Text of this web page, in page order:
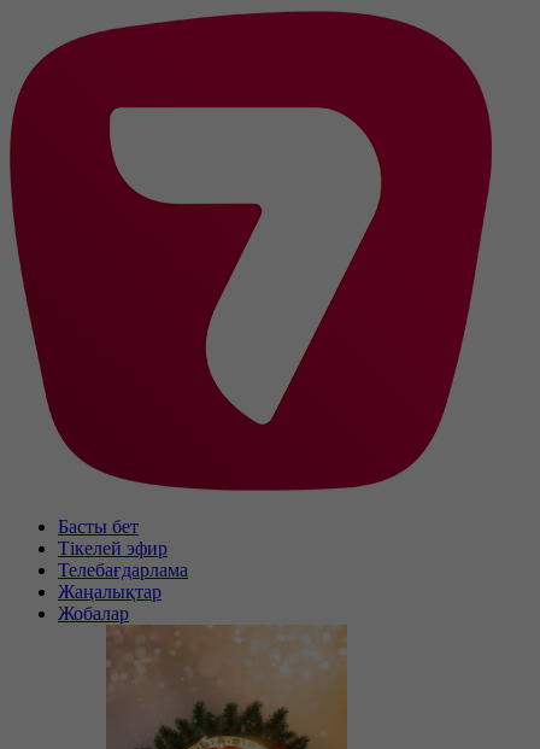
Басты бет
Тікелей эфир
Телебағдарлама
Жаңалықтар
Жобалар